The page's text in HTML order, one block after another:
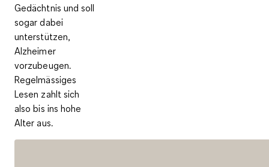
Gedächtnis und soll
sogar dabei
unterstützen,
Alzheimer
vorzubeugen.
Regelmässiges
Lesen zahlt sich
also bis ins hohe
Alter aus.